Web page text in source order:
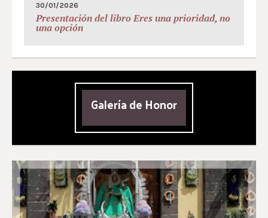
30/01/2026
Presentación del libro Eres una prioridad, no
una opción
Galería de Honor